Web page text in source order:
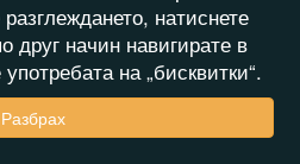
натиснете
друг начин навигирате в
на „бисквитки“.
Разбрах